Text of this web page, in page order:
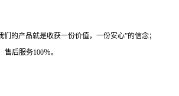
们的产品就是收获一份价值，一份安心”的信念；
后服务100％。